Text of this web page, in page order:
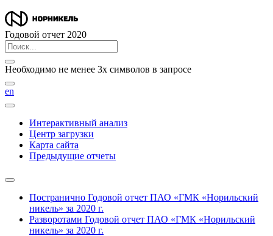
Годовой отчет 2020
Необходимо не менее 3х символов в запросе
en
Интерактивный анализ
Центр загрузки
Карта сайта
Предыдущие отчеты
Постранично Годовой отчет ПАО «ГМК «Норильский
никель» за 2020 г.
Разворотами Годовой отчет ПАО «ГМК «Норильский
никель» за 2020 г.